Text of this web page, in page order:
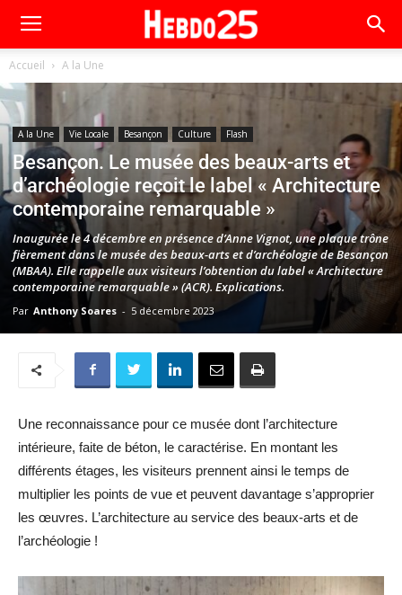
Accueil A la Une
A la Une Vie Locale Besançon Culture Flash
Besançon. Le musée des beaux-arts et
d’archéologie reçoit le label « Architecture
contemporaine remarquable »
Inaugurée le 4 décembre en présence d’Anne Vignot, une plaque trône
fièrement dans le musée des beaux-arts et d’archéologie de Besançon
(MBAA). Elle rappelle aux visiteurs l’obtention du label « Architecture
contemporaine remarquable » (ACR). Explications.
Par Anthony Soares - 5 décembre 2023
Une reconnaissance pour ce musée dont l’architecture
intérieure, faite de béton, le caractérise. En montant les
différents étages, les visiteurs prennent ainsi le temps de
multiplier les points de vue et peuvent davantage s’approprier
les œuvres. L’architecture au service des beaux-arts et de
l’archéologie !